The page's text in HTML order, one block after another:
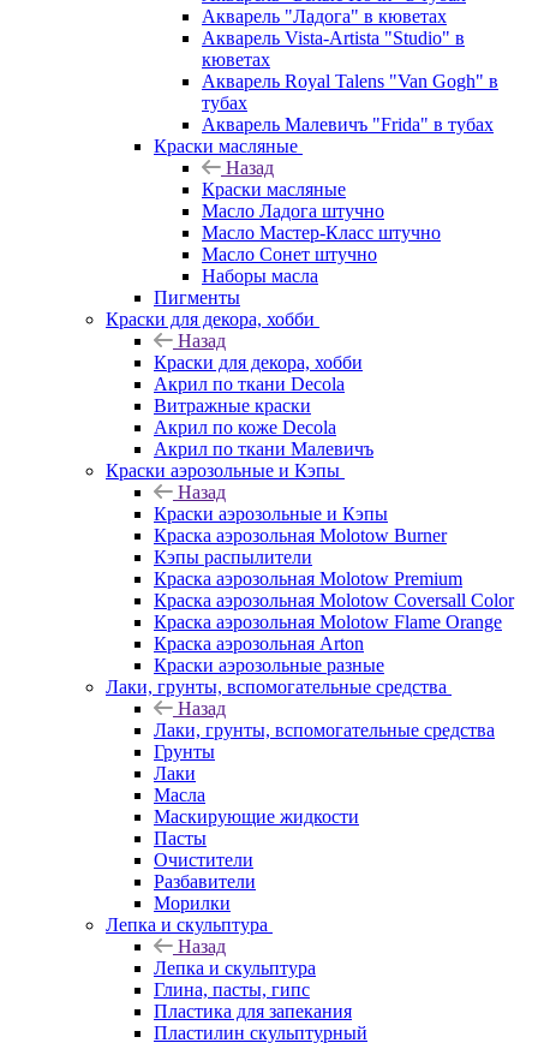
Акварель "Ладога" в кюветах
Акварель Vista-Artista "Studio" в
кюветах
Акварель Royal Talens "Van Gogh" в
тубах
Акварель Малевичъ "Frida" в тубах
Краски масляные
Назад
Краски масляные
Масло Ладога штучно
Масло Мастер-Класс штучно
Масло Сонет штучно
Наборы масла
Пигменты
Краски для декора, хобби
Назад
Краски для декора, хобби
Акрил по ткани Decola
Витражные краски
Акрил по коже Decola
Акрил по ткани Малевичъ
Краски аэрозольные и Кэпы
Назад
Краски аэрозольные и Кэпы
Краска аэрозольная Molotow Burner
Кэпы распылители
Краска аэрозольная Molotow Premium
Краска аэрозольная Molotow Coversall Color
Краска аэрозольная Molotow Flame Orange
Краска аэрозольная Arton
Краски аэрозольные разные
Лаки, грунты, вспомогательные средства
Назад
Лаки, грунты, вспомогательные средства
Грунты
Лаки
Масла
Маскирующие жидкости
Пасты
Очистители
Разбавители
Морилки
Лепка и скульптура
Назад
Лепка и скульптура
Глина, пасты, гипс
Пластика для запекания
Пластилин скульптурный